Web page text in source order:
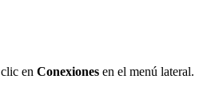
en Conexiones en el menú lateral.